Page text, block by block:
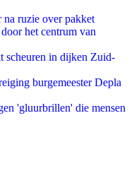
na ruzie over pakket
het centrum van
scheuren in dijken Zuid-
burgemeester Depla
'gluurbrillen' die mensen